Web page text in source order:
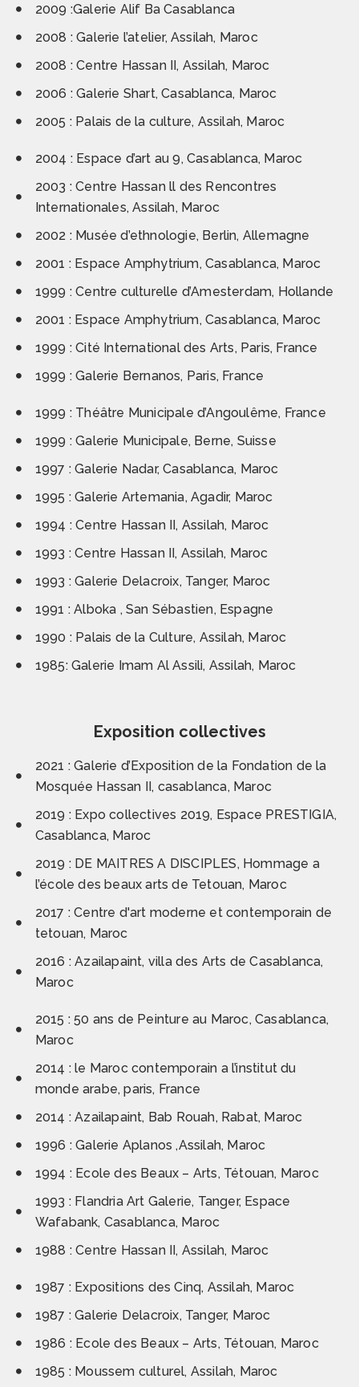
2009 :Galerie Alif Ba Casablanca
2008 : Galerie l’atelier, Assilah, Maroc
2008 : Centre Hassan II, Assilah, Maroc
2006 : Galerie Shart, Casablanca, Maroc
2005 : Palais de la culture, Assilah, Maroc
2004 : Espace d’art au 9, Casablanca, Maroc
2003 : Centre Hassan ll des Rencontres
Internationales, Assilah, Maroc
2002 : Musée d’ethnologie, Berlin, Allemagne
2001 : Espace Amphytrium, Casablanca, Maroc
1999 : Centre culturelle d’Amesterdam, Hollande
2001 : Espace Amphytrium, Casablanca, Maroc
1999 : Cité International des Arts, Paris, France
1999 : Galerie Bernanos, Paris, France
1999 : Théâtre Municipale d’Angoulême, France
1999 : Galerie Municipale, Berne, Suisse
1997 : Galerie Nadar, Casablanca, Maroc
1995 : Galerie Artemania, Agadir, Maroc
1994 : Centre Hassan II, Assilah, Maroc
1993 : Centre Hassan II, Assilah, Maroc
1993 : Galerie Delacroix, Tanger, Maroc
1991 : Alboka , San Sébastien, Espagne
1990 : Palais de la Culture, Assilah, Maroc
1985: Galerie Imam Al Assili, Assilah, Maroc
Exposition collectives
2021 : Galerie d’Exposition de la Fondation de la
Mosquée Hassan II, casablanca, Maroc
2019 : Expo collectives 2019, Espace PRESTIGIA,
Casablanca, Maroc
2019 : DE MAITRES A DISCIPLES, Hommage a
l’école des beaux arts de Tetouan, Maroc
2017 : Centre d'art moderne et contemporain de
tetouan, Maroc
2016 : Azailapaint, villa des Arts de Casablanca,
Maroc
2015 : 50 ans de Peinture au Maroc, Casablanca,
Maroc
2014 : le Maroc contemporain a l’institut du
monde arabe, paris, France
2014 : Azailapaint, Bab Rouah, Rabat, Maroc
1996 : Galerie Aplanos ,Assilah, Maroc
1994 : Ecole des Beaux – Arts, Tétouan, Maroc
1993 : Flandria Art Galerie, Tanger, Espace
Wafabank, Casablanca, Maroc
1988 : Centre Hassan II, Assilah, Maroc
1987 : Expositions des Cinq, Assilah, Maroc
1987 : Galerie Delacroix, Tanger, Maroc
1986 : Ecole des Beaux – Arts, Tétouan, Maroc
1985 : Moussem culturel, Assilah, Maroc